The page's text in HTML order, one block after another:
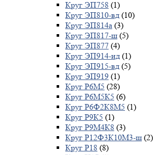
Круг ЭП758 (1)
Круг ЭП810-вд (10)
Круг ЭП814а (3)
Круг ЭП817-ш (5)
Круг ЭП877 (4)
Круг ЭП914-ид (1)
Круг ЭП915-вд (5)
Круг ЭП919 (1)
Круг Р6М5 (28)
Круг Р6М5К5 (6)
Круг Р6Ф2К8М5 (1)
Круг Р9К5 (1)
Круг Р9М4К8 (3)
Круг Р12Ф3К10М3-ш (2)
Круг Р18 (8)